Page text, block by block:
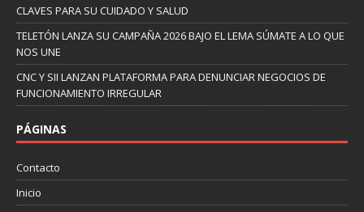
CLAVES PARA SU CUIDADO Y SALUD
TELETÓN LANZA SU CAMPAÑA 2026 BAJO EL LEMA SÚMATE A LO QUE
NOS UNE
CNC Y SII LANZAN PLATAFORMA PARA DENUNCIAR NEGOCIOS DE
FUNCIONAMIENTO IRREGULAR
PÁGINAS
Contacto
Inicio